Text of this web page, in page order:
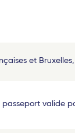
et
valide